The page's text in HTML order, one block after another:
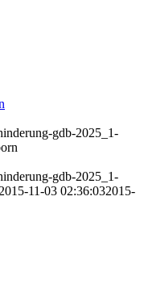
gdb-2025_1-
gdb-2025_1-
2015-11-03 02:36:032015-